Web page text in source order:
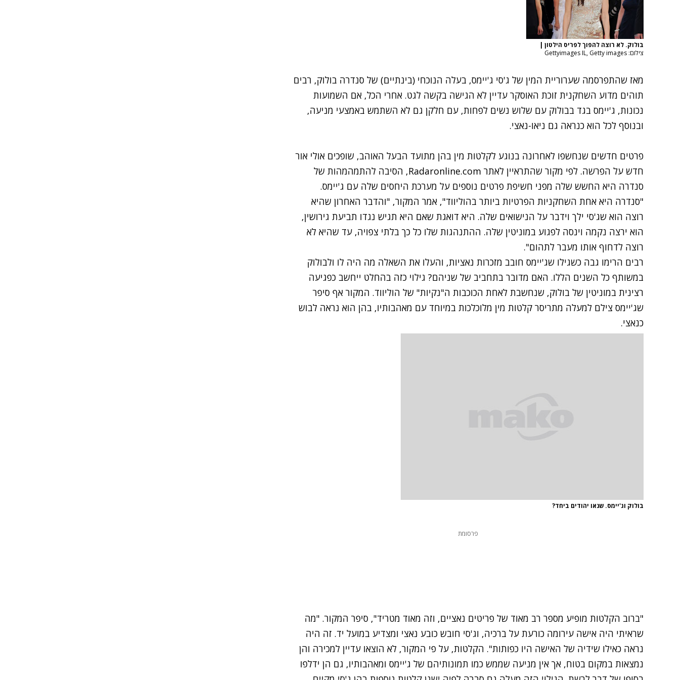
בולוק. לא רוצה להפוך לפריס הילטון |
צילום: Gettyimages IL, Getty images
מאז שהתפרסמה שערוריית המין של ג'סי ג'יימס, בעלה הנוכחי (בינתיים) של סנדרה בולוק, רבים
תוהים מדוע השחקנית זוכת האוסקר עדיין לא הגישה בקשה לגט. אחרי הכל, אם השמועות
נכונות, ג'יימס בגד בבולוק עם שלוש נשים לפחות, עם חלקן גם לא השתמש באמצעי מניעה,
ובנוסף לכל הוא כנראה גם ניאו-נאצי.
פרטים חדשים שנחשפו לאחרונה בנוגע לקלטות מין בהן מתועד הבעל האוהב, שופכים אולי אור
חדש על הפרשה. לפי מקור שהתראיין לאתר Radaronline.com
, הסיבה להתמהמהות של
סנדרה היא החשש שלה מפני חשיפת פרטים נוספים על מערכת היחסים שלה עם ג'יימס.
"סנדרה היא אחת השחקניות הפרטיות ביותר בהוליווד", אמר המקור, "והדבר האחרון שהיא
רוצה הוא שג'סי ילך וידבר על הנישואים שלה. היא דואגת שאם היא תגיש נגדו תביעת גירושין,
הוא ירצה נקמה וינסה לפגוע במוניטין שלה. ההתנהגות שלו כל כך בלתי צפויה, עד שהיא לא
רוצה לדחוף אותו מעבר לתהום".
רבים הרימו גבה כשגילו שג'יימס חובב מזכרות נאציות, והעלו את השאלה מה היה לו ולבולוק
במשותף כל השנים הללו. האם מדובר בתחביב של שניהם? גילוי כזה בהחלט ייחשב כפגיעה
רצינית במוניטין של בולוק, שנחשבת לאחת הכוכבות ה"נקיות" של הוליווד. המקור אף סיפר
שג'יימס צילם למעלה מתריסר קלטות מין מלוכלכות במיוחד עם מאהבותיו, בהן הוא נראה לבוש
כנאצי.
בולוק וג'יימס. שנאו יהודים ביחד?
פרסומת
"ברוב הקלטות מופיע מספר רב מאוד של פריטים נאציים, וזה מאוד מטריד", סיפר המקור. "מה
שראיתי היה אישה עירומה כורעת על ברכיה, וג'סי חובש כובע נאצי ומצדיע במועל יד. זה היה
נראה כאילו שידיה של האישה היו כפותות". הקלטות, על פי המקור, לא הוצאו עדיין למכירה והן
נמצאות במקום בטוח, אך אין מניעה שממש כמו תמונותיהם של ג'יימס ומאהבותיו, גם הן ידלפו